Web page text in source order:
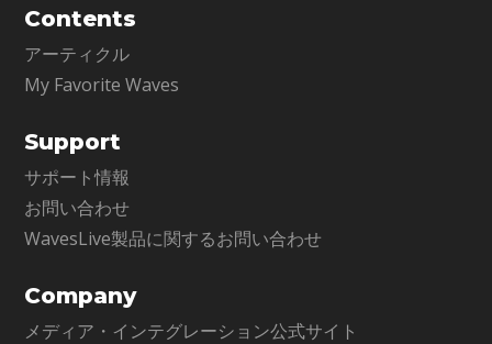
Contents
アーティクル
My Favorite Waves
Support
サポート情報
お問い合わせ
WavesLive製品に関するお問い合わせ
Company
メディア・インテグレーション公式サイト